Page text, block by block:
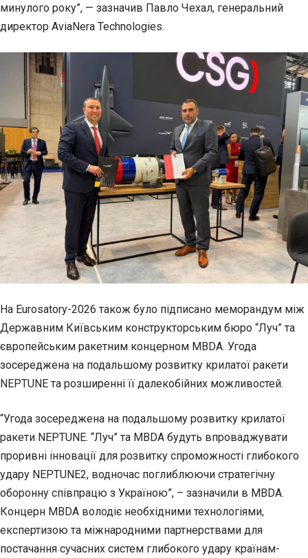
минулого року”, — зазначив Павло Чехал, генеральний
директор AviaNera Technologies.
На Eurosatory-2026 також було підписано меморандум між
Державним Київським конструкторським бюро “Луч” та
європейським ракетним концерном MBDA. Угода
зосереджена на подальшому розвитку крилатої ракети
NEPTUNE та розширенні її далекобійних можливостей.
“Угода зосереджена на подальшому розвитку крилатої
ракети NEPTUNE. “Луч” та MBDA будуть впроваджувати
проривні інновації для розвитку спроможності глибокого
удару NEPTUNE2, водночас поглиблюючи стратегічну
оборонну співпрацю з Україною”, – зазначили в MBDA.
Концерн MBDA володіє необхідними технологіями,
експертизою та міжнародними партнерствами для
постачання сучасних систем глибокого удару країнам-